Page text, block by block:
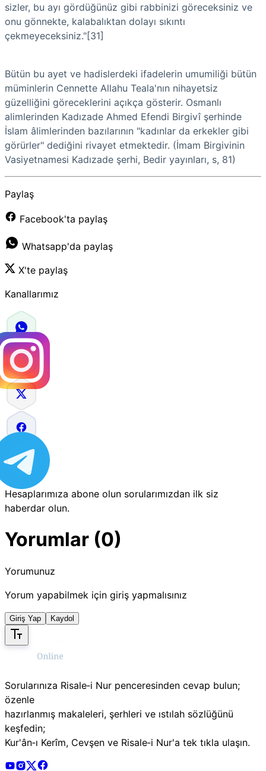
sizler, bu ayı gördüğünüz gibi rabbinizi göreceksi­niz ve
onu gönnekte, kalabalıktan dolayı sıkıntı
çekmeyeceksiniz."[31]
Bütün bu ayet ve hadislerdeki ifadelerin umumiliği bütün
müminlerin Cennette Allahu Teala'nın nihayetsiz
güzelliğini göreceklerini açıkça gösterir. Osmanlı
alimlerinden Kadızade Ahmed Efendi Birgivî şerhinde
İslam âlimlerinden bazılarının "kadınlar da erkekler gibi
görürler" dediğini rivayet etmektedir. (İmam Birgivinin
Vasiyetnamesi Kadızade şerhi, Bedir yayınları, s, 81)
Paylaş
Facebook'ta paylaş
Whatsapp'da paylaş
X'te paylaş
Kanallarımız
Hesaplarımıza abone olun sorularımızdan ilk siz
haberdar olun.
Yorumlar (0)
Yorumunuz
Yorum yapabilmek için giriş yapmalısınız
Giriş Yap Kaydol
Sorularınıza Risale‑i Nur penceresinden cevap bulun;
özenle
hazırlanmış makaleleri, şerhleri ve ıstılah sözlüğünü
keşfedin;
Kur'ân‑ı Kerîm, Cevşen ve Risale‑i Nur'a tek tıkla ulaşın.
Risale Online Youtube Hesabı
Risale Online Instagram Hesabı
Risale Online X Hesabı